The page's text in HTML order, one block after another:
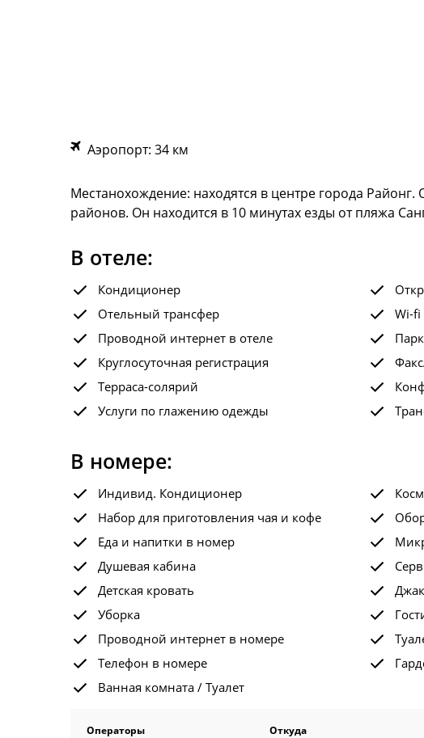
Аэропорт: 34 км
Местанохождение: находятся в центре города
районов. Он находится в 10 минутах езды от пляжа
В отеле:
Кондиционер
Отельный трансфер
Wi-fi
Проводной интернет в отеле
Круглосуточная регистрация
Терраса-солярий
Услуги по глажению одежды
В номере:
Индивид. Кондиционер
Набор для приготовления чая и кофе
Еда и напитки в номер
Душевая кабина
Детская кровать
Уборка
Проводной интернет в номере
Телефон в номере
Ванная комната / Туалет
Операторы Откуда